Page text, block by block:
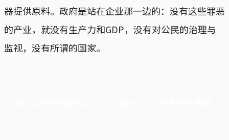
器提供原料。政府是站在企业那一边的：没有这些罪恶
的产业，就没有生产力和GDP，没有对公民的治理与
监视，没有所谓的国家。